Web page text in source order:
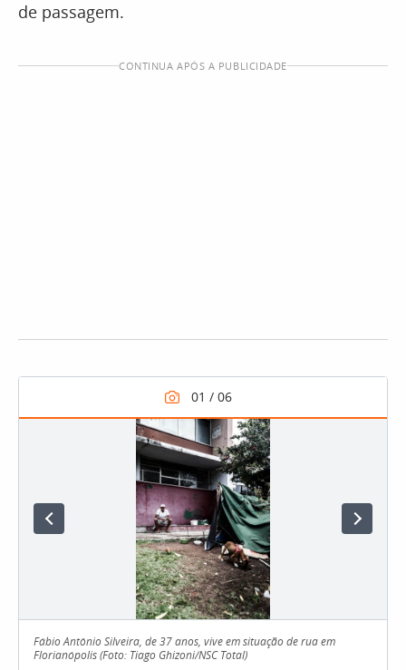
de passagem.
CONTINUA APÓS A PUBLICIDADE
Fábio Antônio Silveira, de 37 anos, vive em situação de rua em
Florianópolis (Foto: Tiago Ghizoni/NSC Total)